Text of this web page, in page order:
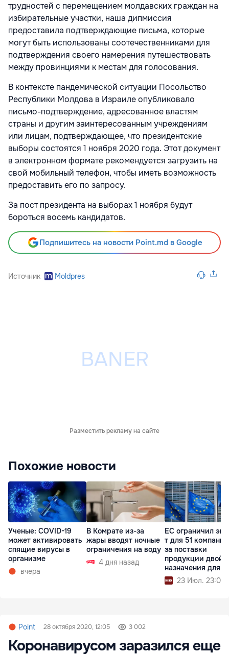
трудностей с перемещением молдавских граждан на
избирательные участки, наша дипмиссия
предоставила подтверждающие письма, которые
могут быть использованы соотечественниками для
подтверждения своего намерения путешествовать
между провинциями к местам для голосования.
В контексте пандемической ситуации Посольство
Республики Молдова в Израиле опубликовало
письмо-подтверждение, адресованное властям
страны и другим заинтересованным учреждениям
или лицам, подтверждающее, что президентские
выборы состоятся 1 ноября 2020 года. Этот документ
в электронном формате рекомендуется загрузить на
свой мобильный телефон, чтобы иметь возможность
предоставить его по запросу.
За пост президента на выборах 1 ноября будут
бороться восемь кандидатов.
Подпишитесь на новости Point.md в Google
Источник Moldpres
Разместить рекламу на сайте
Похожие новости
Ученые: COVID-19
может активировать
спящие вирусы в
организме
вчера
В Комрате из-за
жары вводят ночные
ограничения на воду
4 дня назад
ЕС ограничил
т для 51 компании
за поставки
продукции
назначения для
23 Июл. 23:04
Point 28 октября 2020, 12:05 3 002
Коронавирусом заразился еще